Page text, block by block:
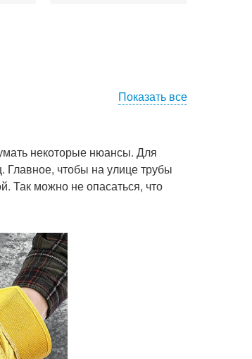
Показать все
некоторые нюансы. Для
Главное, чтобы на улице трубы
Так можно не опасаться, что